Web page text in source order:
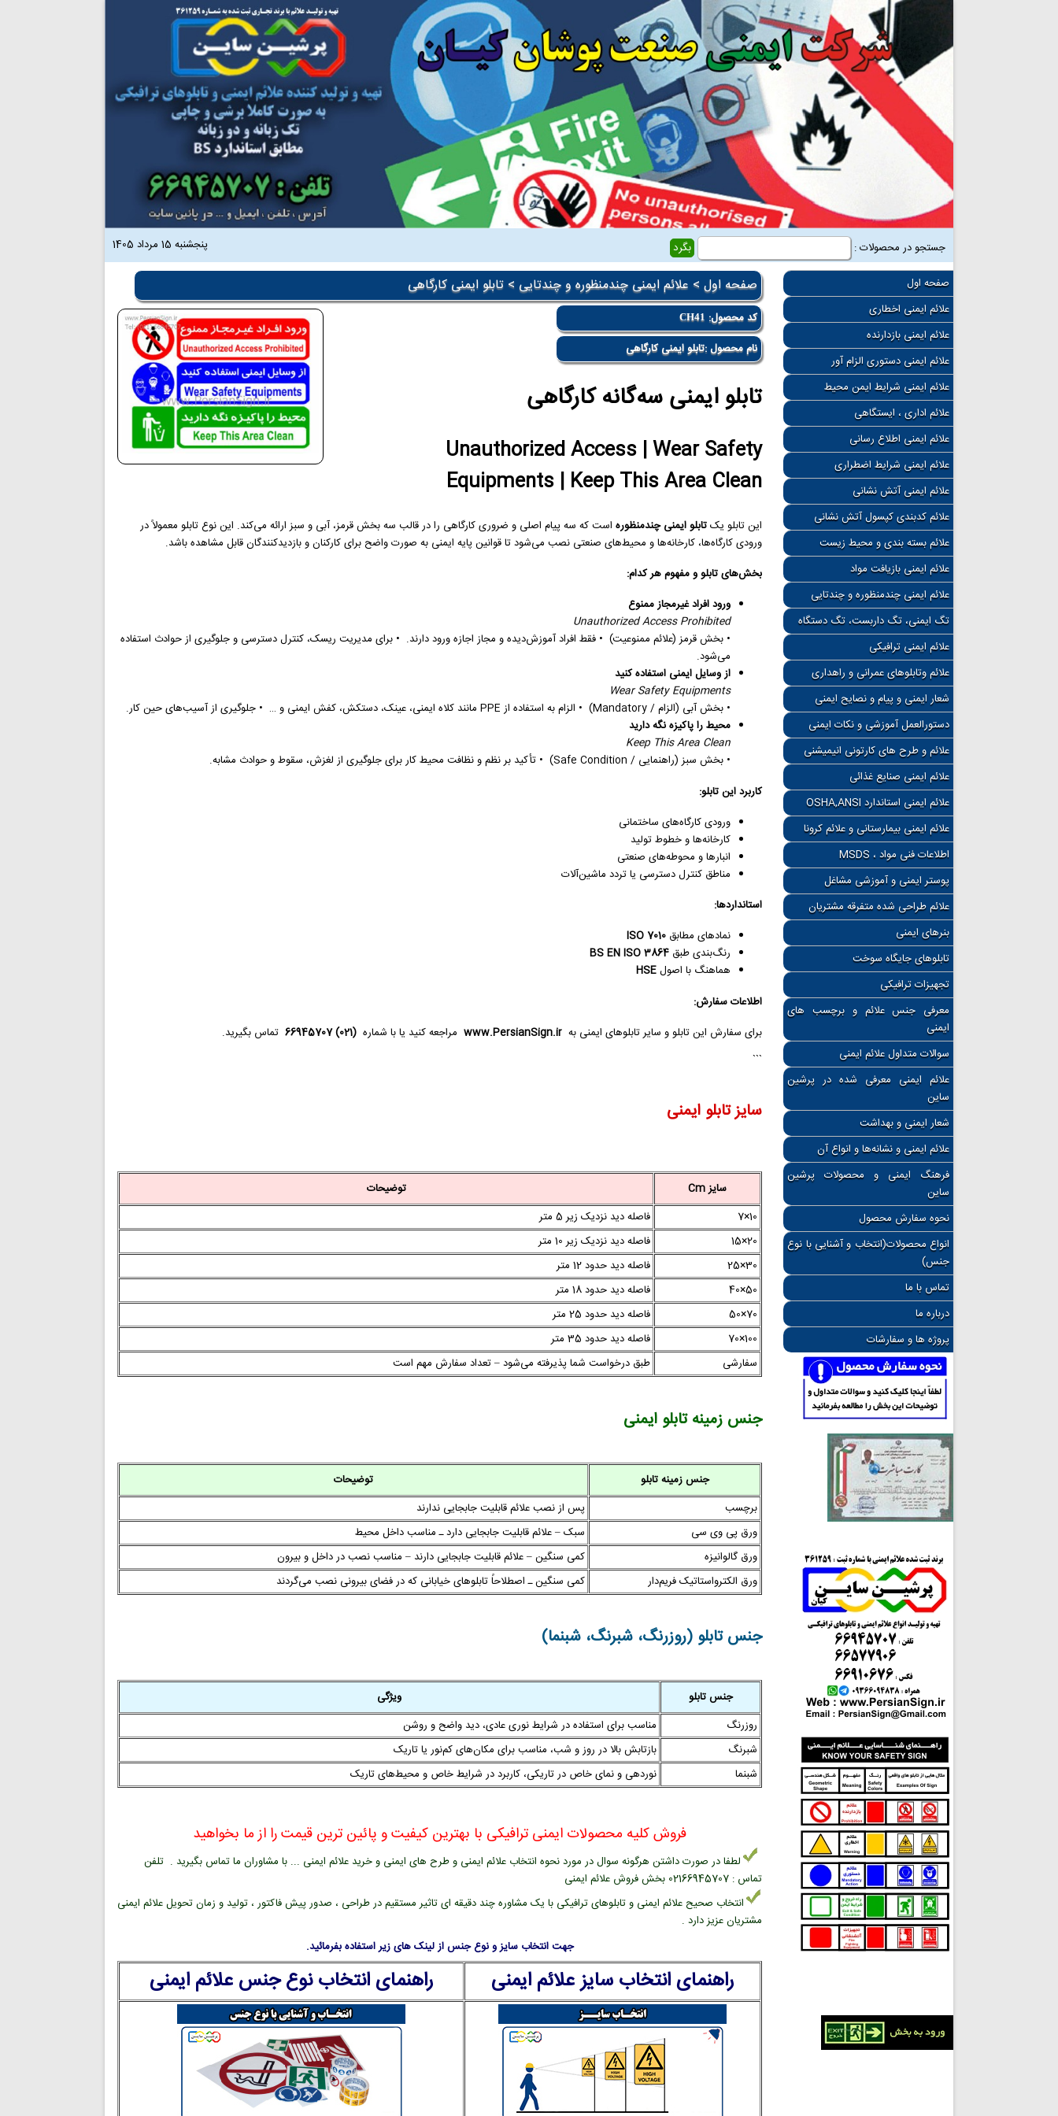
جستجو در محصولات : پنجشنبه 15 مرداد 1405
صفحه اول
علائم ایمنی اخطاری
علائم ایمنی بازدارنده
علائم ایمنی دستوری الزام آور
علائم ایمنی شرایط ایمن محیط
علائم اداری ، ایستگاهی
علائم ایمنی اطلاع رسانی
علائم ایمنی شرایط اضطراری
علائم ایمنی آتش نشانی
علائم کدبندی کپسول آتش نشانی
علائم بسته بندی و محیط زیست
علائم ایمنی بازیافت مواد
علائم ایمنی چندمنظوره و چندتایی
تگ ایمنی، تگ داربست، تگ دستگاه
علائم ایمنی ترافیکی
علائم وتابلوهای عمرانی و راهداری
شعار ایمنی و پیام و نصایح ایمنی
دستورالعمل آموزشی و نکات ایمنی
علائم و طرح های کارتونی انیمیشنی
علائم ایمنی صنایع غذائی
علائم ایمنی استاندارد OSHA,ANSI
علائم ایمنی بیمارستانی و علائم کرونا
اطلاعات فنی مواد ، MSDS
پوستر ایمنی و آموزشی مشاغل
علائم طراحی شده متفرقه مشتریان
بنرهای ایمنی
تابلوهای جایگاه سوخت
تجهیزات ترافیکی
معرفی جنس علائم و برچسب های
ایمنی
سوالات متداول علائم ایمنی
علائم ایمنی معرفی شده در پرشین
ساین
شعار ایمنی و بهداشت
علائم ایمنی و نشانه‌ها و انواع آن
فرهنگ ایمنی و محصولات پرشین
ساین
نحوه سفارش محصول
انواع محصولات(انتخاب و آشنایی با نوع
جنس)
تماس با ما
درباره ما
پروژه ها و سفارشات
صفحه اول> علائم ایمنی چندمنظوره و چندتایی > تابلو ایمنی کارگاهی
کد محصول: CH41
نام محصول :تابلو ایمنی کارگاهی
تابلو ایمنی سه‌گانه کارگاهی
Unauthorized Access | Wear Safety
Equipments | Keep This Area Clean
این تابلو یکتابلو ایمنی چندمنظورهاست که سه پیام اصلی و ضروری کارگاهی را در قالب سه بخش قرمز، آبی و سبز ارائه می‌کند. این نوع تابلو معمولاً در
ورودی کارگاه‌ها، کارخانه‌ها و محیط‌های صنعتی نصب می‌شود تا قوانین پایه ایمنی به صورت واضح برای کارکنان و بازدیدکنندگان قابل مشاهده باشد.
بخش‌های تابلو و مفهوم هر کدام:
ورود افراد غیرمجاز ممنوع
Unauthorized Access Prohibited
• بخش قرمز (علائم ممنوعیت) • فقط افراد آموزش‌دیده و مجاز اجازه ورود دارند. • برای مدیریت ریسک، کنترل دسترسی و جلوگیری از حوادث استفاده
می‌شود.
از وسایل ایمنی استفاده کنید
Wear Safety Equipments
• بخش آبی (الزام / Mandatory) • الزام به استفاده از PPE مانند کلاه ایمنی، عینک، دستکش، کفش ایمنی و … • جلوگیری از آسیب‌های حین کار.
محیط را پاکیزه نگه دارید
Keep This Area Clean
• بخش سبز (راهنمایی / Safe Condition) • تأکید بر نظم و نظافت محیط کار برای جلوگیری از لغزش، سقوط و حوادث مشابه.
کاربرد این تابلو:
ورودی کارگاه‌های ساختمانی
کارخانه‌ها و خطوط تولید
انبارها و محوطه‌های صنعتی
مناطق کنترل دسترسی یا تردد ماشین‌آلات
استانداردها:
نمادهای مطابق ISO 7010
رنگ‌بندی طبق BS EN ISO 3864
هماهنگ با اصولHSE
اطلاعات سفارش:
برای سفارش این تابلو و سایر تابلوهای ایمنی به www.PersianSign.irمراجعه کنید یا با شماره (021) 66945707
تماس بگیرید.
```
سایز تابلو ایمنی
سایز Cm
توضیحات
10×7
فاصله دید نزدیک زیر 5 متر
20×15
فاصله دید نزدیک زیر 10 متر
30×25
فاصله دید حدود 12 متر
50×40
فاصله دید حدود 18 متر
70×50
فاصله دید حدود 25 متر
100×70
فاصله دید حدود 35 متر
سفارشی
طبق درخواست شما پذیرفته می‌شود – تعداد سفارش مهم است
جنس زمینه تابلو ایمنی
جنس زمینه تابلو
توضیحات
برچسب
پس از نصب علائم قابلیت جابجایی ندارند
ورق پی وی سی
سبک – علائم قابلیت جابجایی دارد ـ مناسب داخل محیط
ورق گالوانیزه
کمی سنگین – علائم قابلیت جابجایی دارند – مناسب نصب در داخل و بیرون
ورق الکترواستاتیک فریم‌دار
کمی سنگین ـ اصطلاحاً تابلوهای خیابانی که در فضای بیرونی نصب می‌گردند
جنس تابلو (روزرنگ، شبرنگ، شبنما)
جنس تابلو
ویژگی
روزرنگ
مناسب برای استفاده در شرایط نوری عادی، دید واضح و روشن
شبرنگ
بازتابش بالا در روز و شب، مناسب برای مکان‌های کم‌نور یا تاریک
شبنما
نوردهی و نمای خاص در تاریکی، کاربرد در شرایط خاص و محیط‌های تاریک
فروش کلیه محصولات ایمنی ترافیکی با بهترین کیفیت و پائین ترین قیمت را از ما بخواهید
لطفا در صورت داشتن هرگونه سوال در مورد نحوه انتخاب علائم ایمنی و طرح های ایمنی و خرید علائم ایمنی ... با مشاوران ما تماس بگیرید . تلفن
تماس : 02166945707 بخش فروش علائم ایمنی
انتخاب صحیح علائم ایمنی و تابلوهای ترافیکی با یک مشاوره چند دقیقه ای تاثیر مستقیم در طراحی ، صدور پیش فاکتور ، تولید و زمان تحویل علائم ایمنی
مشتریان عزیز دارد .
جهت انتخاب سایز و نوع جنس از لینک های زیر استفاده بفرمائید.
راهنمای انتخاب سایز علائم ایمنی راهنمای انتخاب نوع جنس علائم ایمنی